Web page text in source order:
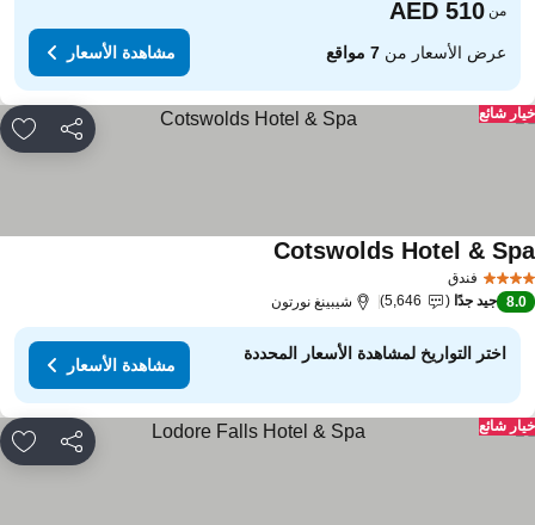
من
عرض الأسعار من7 مواقع مشاهدة الأسعار
مشاركة
شائع
فندق
Cotswolds Hotel &
8.0 جيد جدًا 5,646 شيبينغ نورتون
اختر التواريخ لمشاهدة الأسعار المحددة
مشاهدة الأسعار
مشاركة
شائع